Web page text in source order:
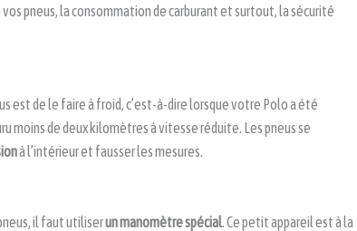
pneus, la consommation de carburant et surtout, la sécurité
est de le faire à froid, c’est-à-dire lorsque votre Polo a été
moins de deux kilomètres à vitesse réduite. Les pneus se
à l’intérieur et fausser les mesures.
il faut utiliserun manomètre spécial. Ce petit appareil est à la